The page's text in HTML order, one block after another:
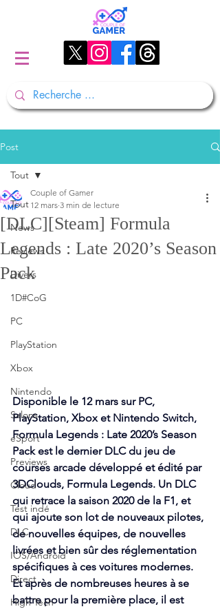
Post
Tout
News
Reviews
Divers
1D#CoG
PC
PlayStation
Xbox
Nintendo
Salons
eSport
Previews
Cloud
Test indé
DLC
IOS/Android
Direct
High Tech
Tout
[DLC][Steam] Formula
Legends : Late 2020’s Season
Pack
Couple of Gamer
12 mars 3 min de lecture
Disponible le 12 mars sur PC,
PlayStation, Xbox et Nintendo Switch,
Formula Legends : Late 2020’s Season
Pack est le dernier DLC du jeu de
courses arcade développé et édité par
3DClouds, Formula Legends. Un DLC
qui retrace la saison 2020 de la F1, et
qui ajoute son lot de nouveaux pilotes,
de nouvelles équipes, de nouvelles
livrées et bien sûr des réglementation
spécifiques à ces voitures modernes.
Et après de nombreuses heures à se
battre pour la première place, il est